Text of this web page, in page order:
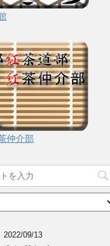
仲介部
2022/09/13